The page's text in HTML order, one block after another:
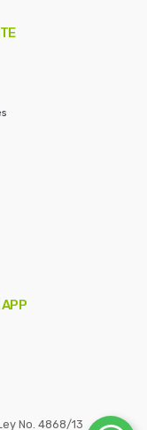
No. 4868/13